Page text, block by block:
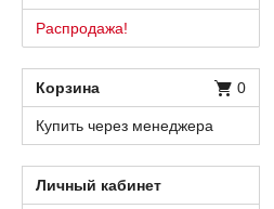
Распродажа!
Корзина 0
Купить через менеджера
Личный кабинет